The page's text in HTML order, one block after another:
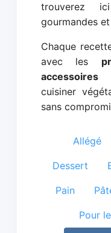
trouverez
gourmandes
Chaque
avec les
accessoires
cuisiner
sans
Allégé
Dessert
Pain
Pour